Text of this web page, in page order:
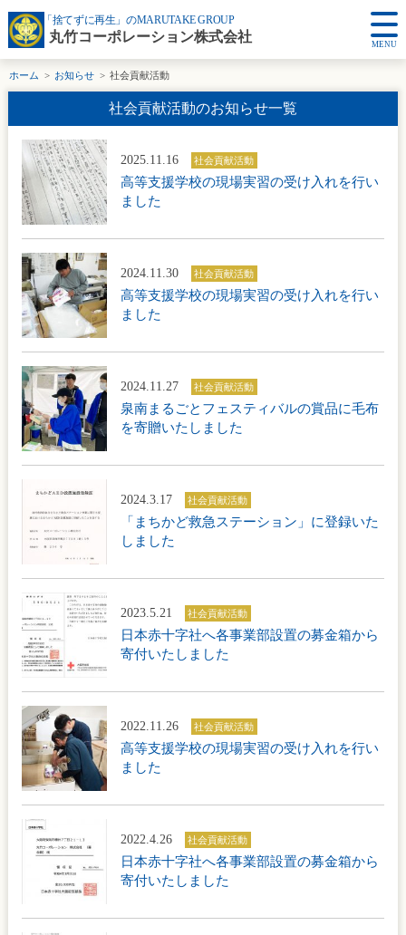
「捨てずに再生」のMARUTAKE GROUP
丸竹コーポレーション株式会社 MENU
ホーム お知らせ 社会貢献活動
社会貢献活動のお知らせ一覧
2025.11.16 社会貢献活動
高等支援学校の現場実習の受け入れを行い
ました
2024.11.30 社会貢献活動
高等支援学校の現場実習の受け入れを行い
ました
2024.11.27 社会貢献活動
泉南まるごとフェスティバルの賞品に毛布
を寄贈いたしました
2024.3.17 社会貢献活動
「まちかど救急ステーション」に登録いた
しました
2023.5.21 社会貢献活動
日本赤十字社へ各事業部設置の募金箱から
寄付いたしました
2022.11.26 社会貢献活動
高等支援学校の現場実習の受け入れを行い
ました
2022.4.26 社会貢献活動
日本赤十字社へ各事業部設置の募金箱から
寄付いたしました